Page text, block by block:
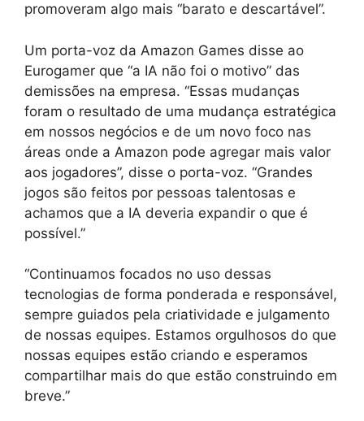
promoveram algo mais “barato e descartável”.
Um porta-voz da Amazon Games disse ao
Eurogamer que “a IA não foi o motivo” das
demissões na empresa. “Essas mudanças
foram o resultado de uma mudança estratégica
em nossos negócios e de um novo foco nas
áreas onde a Amazon pode agregar mais valor
aos jogadores”, disse o porta-voz. “Grandes
jogos são feitos por pessoas talentosas e
achamos que a IA deveria expandir o que é
possível.”
“Continuamos focados no uso dessas
tecnologias de forma ponderada e responsável,
sempre guiados pela criatividade e julgamento
de nossas equipes. Estamos orgulhosos do que
nossas equipes estão criando e esperamos
compartilhar mais do que estão construindo em
breve.”